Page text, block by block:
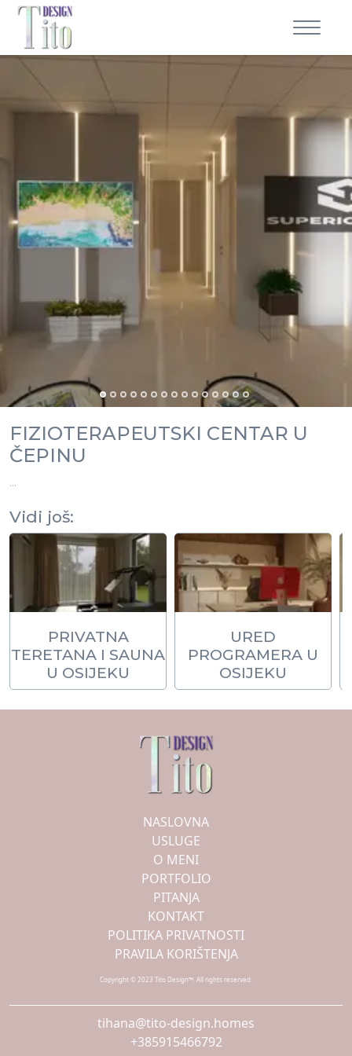
FIZIOTERAPEUTSKI CENTAR U
ČEPINU
...
Vidi još:
PRIVATNA
TERETANA I SAUNA
U OSIJEKU
URED
PROGRAMERA U
OSIJEKU
NASLOVNA
USLUGE
O MENI
PORTFOLIO
PITANJA
KONTAKT
POLITIKA PRIVATNOSTI
PRAVILA KORIŠTENJA
Copyright © 2023 Tito Design™. All rights reserved.
tihana@tito-design.homes
+385915466792